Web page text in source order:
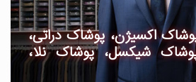
اکسیژن، پوشاک دراتی،
شیکسل، پوشاک نلا،